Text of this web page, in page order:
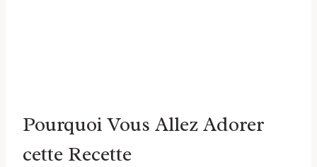
Pourquoi Vous Allez Adorer
cette Recette